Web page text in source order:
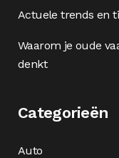
Actuele trends en
Waarom je oude
denkt
Categorieën
Auto